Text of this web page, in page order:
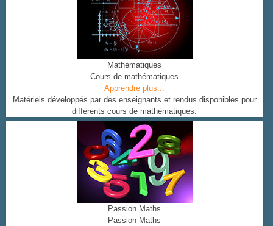
Mathématiques
Cours de mathématiques
Apprendre plus...
Matériels développés par des enseignants et rendus disponibles pour
différents cours de mathématiques.
Passion Maths
Passion Maths